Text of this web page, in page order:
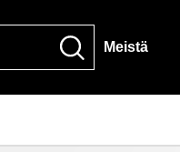
Meistä